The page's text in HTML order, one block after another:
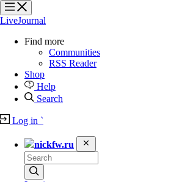
?
?
?
?
LiveJournal
Find more
Communities
RSS Reader
Shop
Help
Search
Log in `
nickfw.ru